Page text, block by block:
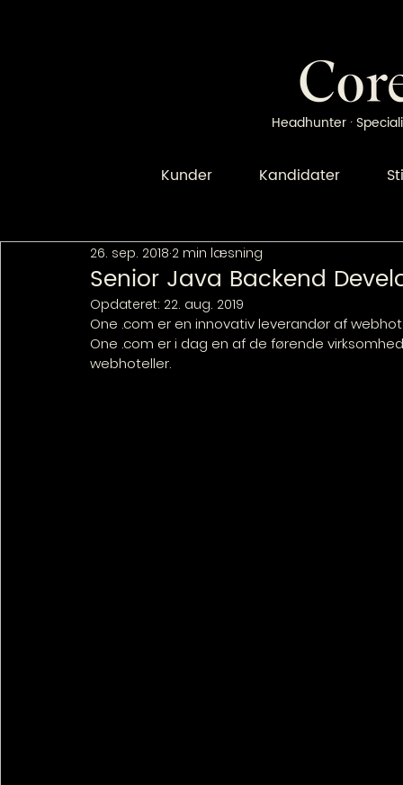
Headhunter ·
Kunder Kandidater
Senior Java Backend
26. sep. 2018 2 min læsning
Opdateret: 22. aug. 2019
One .com er en innovativ leverandør af
One .com er i dag en af de førende
webhoteller.